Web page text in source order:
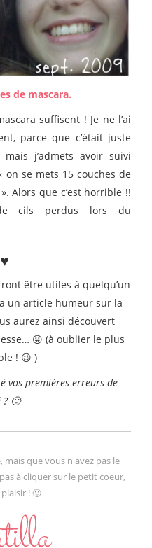
de mascara.
suffisent ! Je ne l’ai
parce que c’était juste
j’admets avoir suivi
se mets 15 couches de
Alors que c’est horrible !!
cils perdus lors du
être utiles à quelqu’un
un article humeur sur la
aurez ainsi découvert
😛 (à oublier le plus
! 😉 )
vos premières erreurs de
? 🙂
mais que vous n'avez pas le
à cliquer sur le petit coeur,
! 🙂